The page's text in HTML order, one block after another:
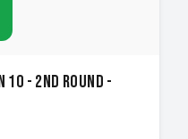
- 2nd Round -